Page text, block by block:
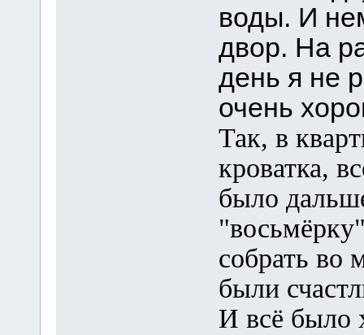
воды. И
двор. На
день я не
очень
Так, в
кроватка,
было
собрать во
были
И всё было